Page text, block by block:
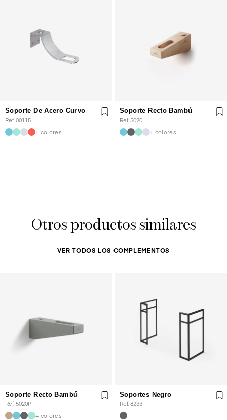
Soporte De Acero Curvo
Ref. 00115
+ colores
Soporte Recto Bambú
Ref. 5020
+ colores
Otros productos similares
VER TODOS LOS COMPLEMENTOS
Soporte Recto Bambú
Ref. 5020P
+ colores
Soportes Negro
Ref. 8233